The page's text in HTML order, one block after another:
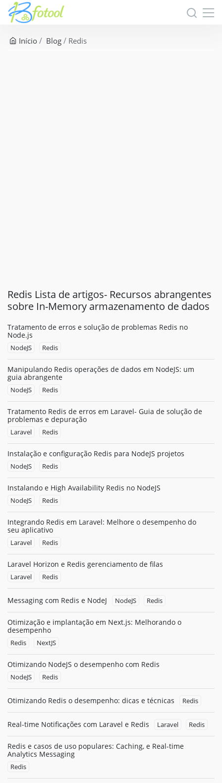
Início Blog Redis
Redis Lista de artigos- Recursos abrangentes
sobre In-Memory armazenamento de dados
Tratamento de erros e solução de problemas Redis no
Node.js
NodeJS Redis
Manipulando Redis operações de dados em NodeJS: um
guia abrangente
NodeJS Redis
Tratamento Redis de erros em Laravel- Guia de solução de
problemas e depuração
Laravel Redis
Instalação e configuração Redis para NodeJS projetos
NodeJS Redis
Instalando e High Availability Redis no NodeJS
NodeJS Redis
Integrando Redis em Laravel: Melhore o desempenho do
seu aplicativo
Laravel Redis
Laravel Horizon e Redis gerenciamento de filas
Laravel Redis
Messaging com Redis e NodeJ NodeJS Redis
Otimização e implantação em Next.js: Melhorando o
desempenho
Redis NextJS
Otimizando NodeJS o desempenho com Redis
NodeJS Redis
Otimizando Redis o desempenho: dicas e técnicas Redis
Real-time Notificações com Laravel e Redis Laravel Redis
Redis e casos de uso populares: Caching, e Real-time
Analytics Messaging
Redis